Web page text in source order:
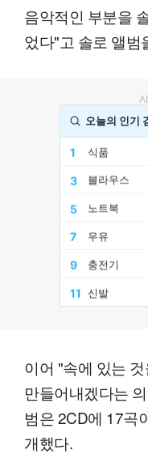
음악적인 부분을
었다"고 솔로 앨범
이어 "속에 있는
만들어내겠다는
범은 2CD에 17곡
개했다.